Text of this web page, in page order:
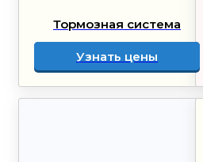
Тормозная система
Узнать цены